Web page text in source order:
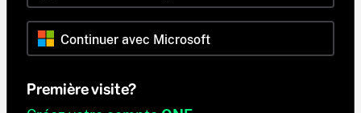
Continuer avec Microsoft
Première visite?